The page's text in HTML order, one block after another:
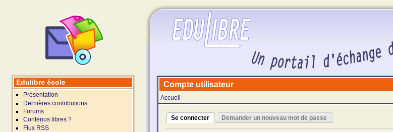
Compte utilisateur
Accueil
Se connecter Demander un nouveau mot de passe
Edulibre école
Présentation
Dernières contributions
Forums
Contenus libres ?
Flux RSS